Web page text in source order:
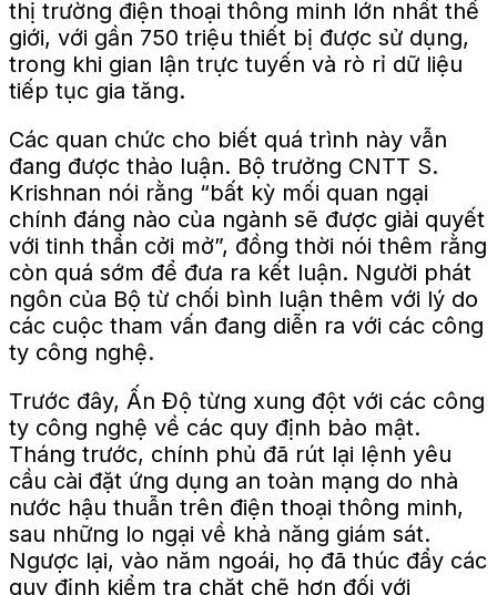
thị trường điện thoại thông minh lớn nhất thế
giới, với gần 750 triệu thiết bị được sử dụng,
trong khi gian lận trực tuyến và rò rỉ dữ liệu
tiếp tục gia tăng.
Các quan chức cho biết quá trình này vẫn
đang được thảo luận. Bộ trưởng CNTT S.
Krishnan nói rằng “bất kỳ mối quan ngại
chính đáng nào của ngành sẽ được giải quyết
với tinh thần cởi mở”, đồng thời nói thêm rằng
còn quá sớm để đưa ra kết luận. Người phát
ngôn của Bộ từ chối bình luận thêm với lý do
các cuộc tham vấn đang diễn ra với các công
ty công nghệ.
Trước đây, Ấn Độ từng xung đột với các công
ty công nghệ về các quy định bảo mật.
Tháng trước, chính phủ đã rút lại lệnh yêu
cầu cài đặt ứng dụng an toàn mạng do nhà
nước hậu thuẫn trên điện thoại thông minh,
sau những lo ngại về khả năng giám sát.
Ngược lại, vào năm ngoái, họ đã thúc đẩy các
quy định kiểm tra chặt chẽ hơn đối với